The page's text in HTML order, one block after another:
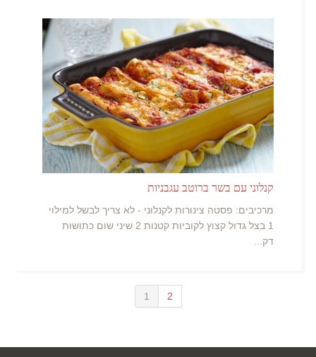
קנלוני עם בשר ברוטב עגבניות
מרכיבים: פסטה צינורות לקנלוני - לא צריך לבשל למילוי
1 בצל גדול קצוץ לקוביות קטנות 2 שיני שום כתושות
דק...
1 2